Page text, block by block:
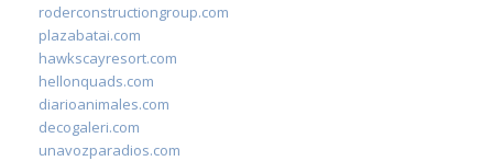
roderconstructiongroup.com
plazabatai.com
hawkscayresort.com
hellonquads.com
diarioanimales.com
decogaleri.com
unavozparadios.com